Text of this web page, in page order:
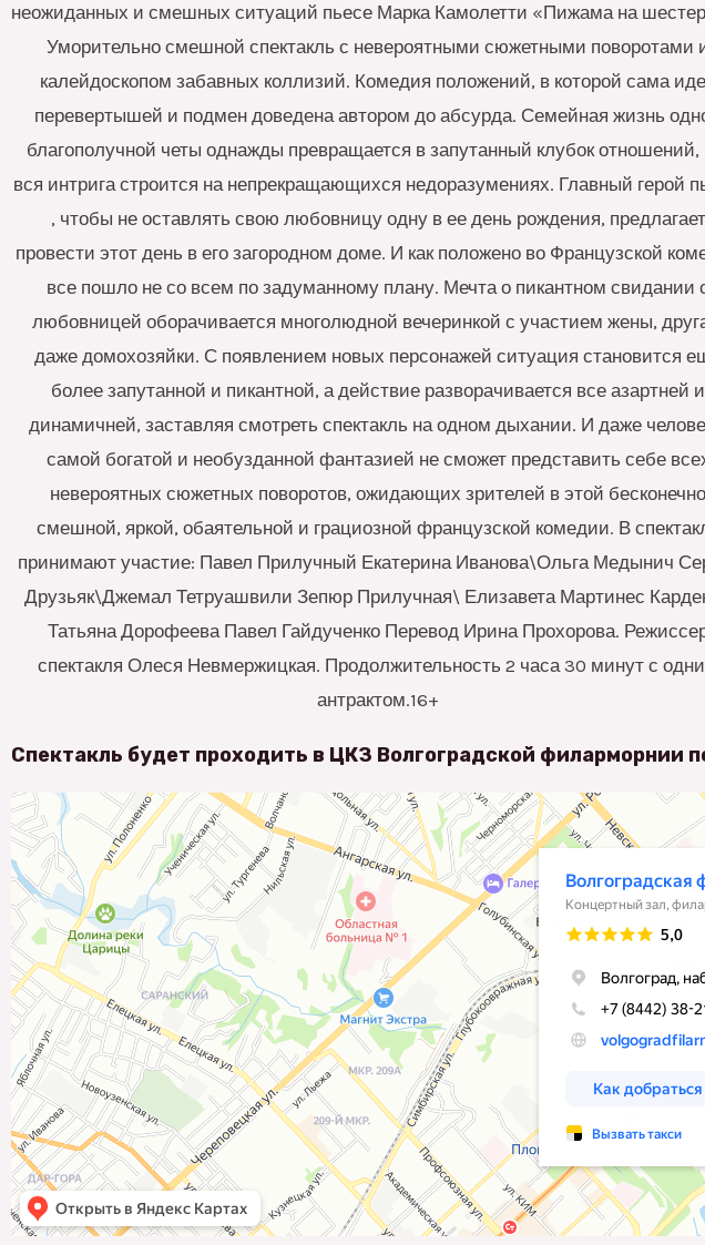
неожиданных и смешных ситуаций пьесе Марка Камолетти «Пижама на
Уморительно смешной спектакль с невероятными сюжетными поворотами
калейдоскопом забавных коллизий. Комедия положений, в которой сама
перевертышей и подмен доведена автором до абсурда. Семейная жизнь
благополучной четы однажды превращается в запутанный клубок отношений,
вся интрига строится на непрекращающихся недоразумениях. Главный герой
, чтобы не оставлять свою любовницу одну в ее день рождения, предлагает
провести этот день в его загородном доме. И как положено во Французской
все пошло не со всем по задуманному плану. Мечта о пикантном свидании
любовницей оборачивается многолюдной вечеринкой с участием жены,
даже домохозяйки. С появлением новых персонажей ситуация становится
более запутанной и пикантной, а действие разворачивается все азартней и
динамичней, заставляя смотреть спектакль на одном дыхании. И даже
самой богатой и необузданной фантазией не сможет представить себе
невероятных сюжетных поворотов, ожидающих зрителей в этой бесконечно
смешной, яркой, обаятельной и грациозной французской комедии. В
принимают участие: Павел Прилучный Екатерина Иванова\Ольга Медынич
Друзьяк\Джемал Тетруашвили Зепюр Прилучная\ Елизавета Мартинес
Татьяна Дорофеева Павел Гайдученко Перевод Ирина Прохорова.
спектакля Олеся Невмержицкая. Продолжительность 2 часа 30 минут с
антрактом.16+
Спектакль будет проходить в ЦКЗ Волгоградской филарморнии
ГБУК Волгоградская филармония
Филармония в Волгограде
Театрально-концертная касса в Волгограде